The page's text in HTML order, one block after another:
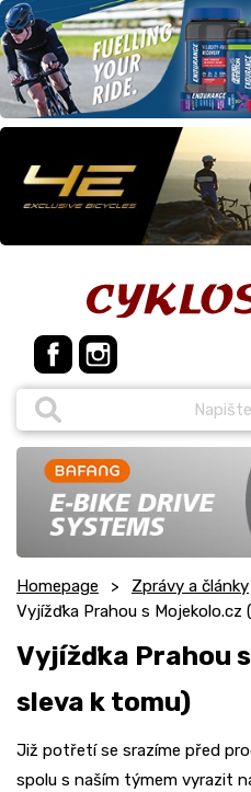
Homepage Zprávy a články
Vyjížďka Prahou s Mojekolo.cz
Vyjížďka Prahou
sleva k tomu)
Již potřetí se srazíme před
spolu s naším týmem vyrazit